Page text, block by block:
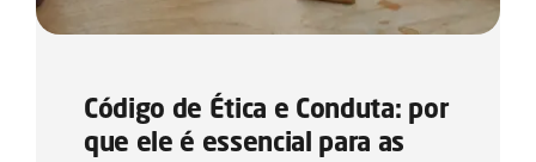
Código de Ética e Conduta: por
que ele é essencial para as